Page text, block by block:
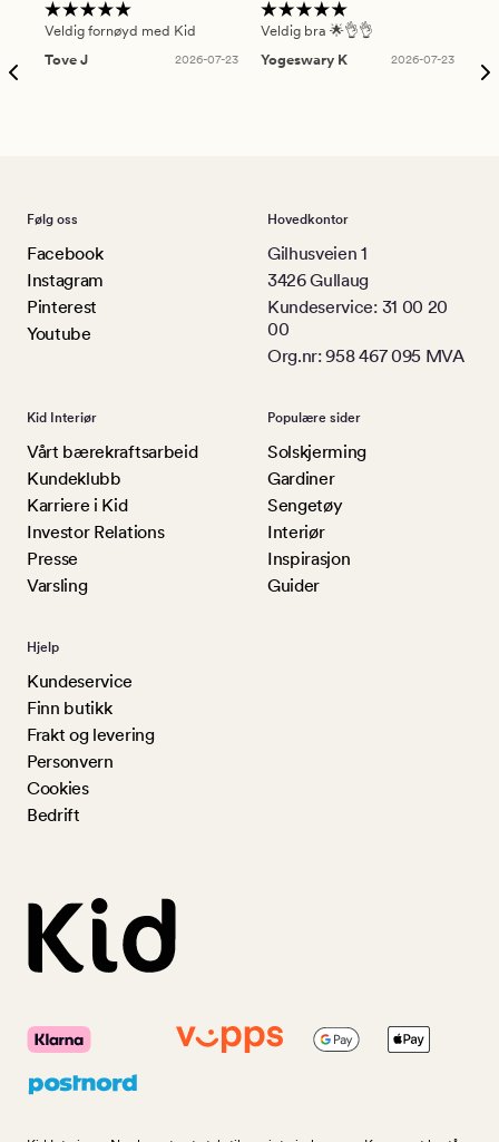
Veldig fornøyd med Kid
Tove J
2026-07-23
Veldig bra 🌟👌👌
Yogeswary K
2026-07-23
Følg oss
Facebook
Instagram
Pinterest
Youtube
Hovedkontor
Gilhusveien 1
3426 Gullaug
Kundeservice: 31 00 20
00
Org.nr: 958 467 095 MVA
Kid Interiør
Vårt bærekraftsarbeid
Kundeklubb
Karriere i Kid
Investor Relations
Presse
Varsling
Populære sider
Solskjerming
Gardiner
Sengetøy
Interiør
Inspirasjon
Guider
Hjelp
Kundeservice
Finn butikk
Frakt og levering
Personvern
Cookies
Bedrift